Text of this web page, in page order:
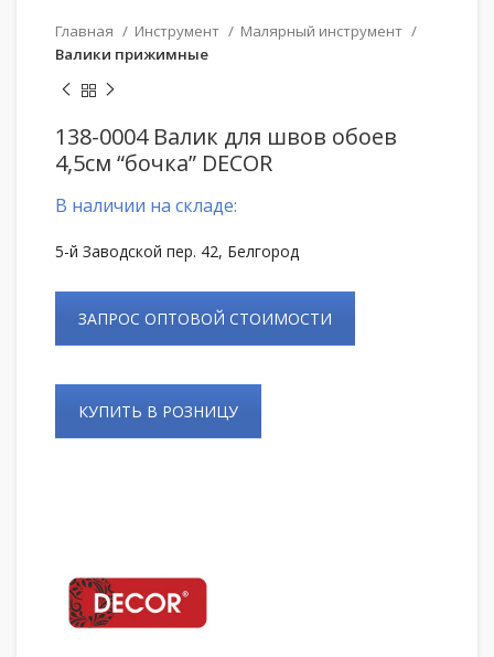
Главная Инструмент
Малярный инструмент
Валики прижимные
138-0004 Валик для швов обоев
4,5см “бочка” DECOR
В наличии на складе:
5-й Заводской пер. 42, Белгород
ЗАПРОС ОПТОВОЙ СТОИМОСТИ
КУПИТЬ В РОЗНИЦУ